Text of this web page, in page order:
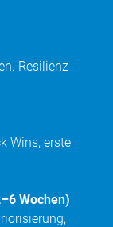
Resilienz
Wins, erste
Wochen)